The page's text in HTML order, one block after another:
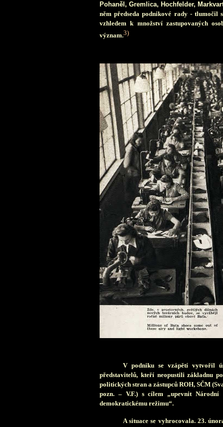
Pohaněl, Gremlica, Hochfelder,
něm předseda podnikové rady - tlumočil
vzhledem k množství zastupovaných
význam.3)
Vpodniku se vzápětí vytvořil
představitelů, kteří neopustili základnu
politických stran a zástupců ROH, SČM
pozn. – V.F.) s cílem „upevnit
demokratickému režimu“.
A situace se vyhrocovala. 23.